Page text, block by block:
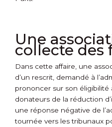
Une
collecte des
Dans cette affaire, une
d’un rescrit, demandé à
prononcer sur son éligibilité
donateurs de la réduction
une réponse négative de
tournée vers les tribunaux